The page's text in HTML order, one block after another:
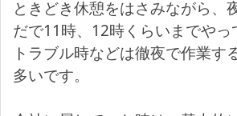
ときどき休憩をはさみながら、
だで11時、12時くらいまでやっ
トラブル時などは徹夜で作業す
多いです。